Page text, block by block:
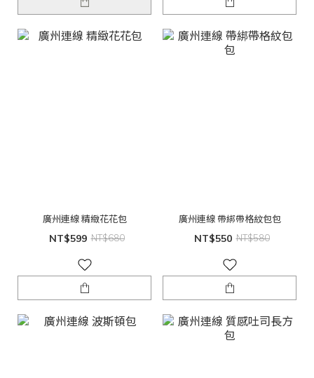
廣州連線 精緻花花包
NT$599 NT$680
廣州連線 帶綁帶格紋包包
NT$550 NT$580